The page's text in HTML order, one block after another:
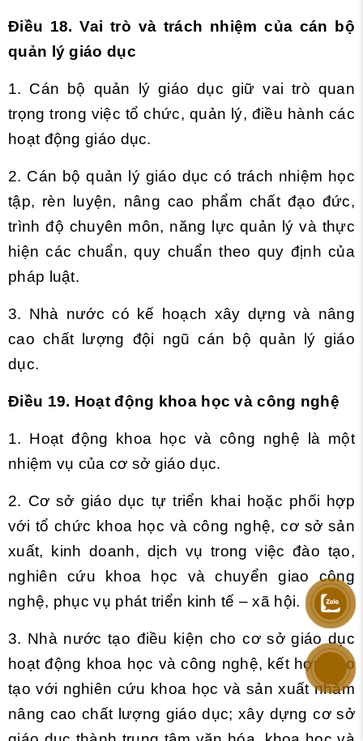
Điều 18. Vai trò và trách nhiệm của cán bộ
quản lý giáo dục
1. Cán bộ quản lý giáo dục giữ vai trò quan
trọng trong việc tổ chức, quản lý, điều hành các
hoạt động giáo dục.
2. Cán bộ quản lý giáo dục có trách nhiệm học
tập, rèn luyện, nâng cao phẩm chất đạo đức,
trình độ chuyên môn, năng lực quản lý và thực
hiện các chuẩn, quy chuẩn theo quy định của
pháp luật.
3. Nhà nước có kế hoạch xây dựng và nâng
cao chất lượng đội ngũ cán bộ quản lý giáo
dục.
Điều 19. Hoạt động khoa học và công nghệ
1. Hoạt động khoa học và công nghệ là một
nhiệm vụ của cơ sở giáo dục.
2. Cơ sở giáo dục tự triển khai hoặc phối hợp
với tổ chức khoa học và công nghệ, cơ sở sản
xuất, kinh doanh, dịch vụ trong việc đào tạo,
nghiên cứu khoa học và chuyển giao công
nghệ, phục vụ phát triển kinh tế – xã hội.
3. Nhà nước tạo điều kiện cho cơ sở giáo dục
hoạt động khoa học và công nghệ, kết hợp đào
tạo với nghiên cứu khoa học và sản xuất nhằm
nâng cao chất lượng giáo dục; xây dựng cơ sở